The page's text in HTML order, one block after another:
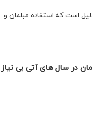
است که استفاده مبلمان و
در سال های آتی بی نیاز